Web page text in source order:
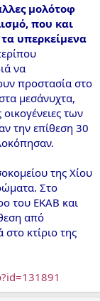
μολότοφ
που και
υπερκείμενα
να
προστασία στο
μεσάνυχτα,
των
την επίθεση 30
της Χίου
Στο
του ΕΚΑΒ και
από
κτίριο της